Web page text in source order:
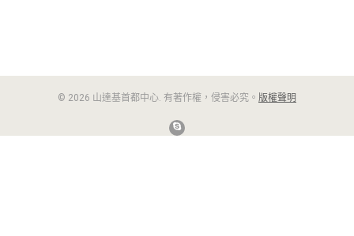
© 2026 山達基首都中心. 有著作權，侵害必究。 版權聲明